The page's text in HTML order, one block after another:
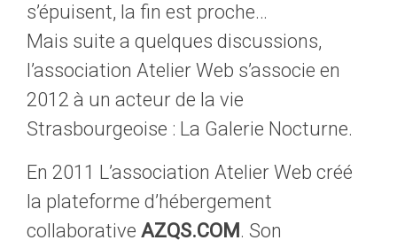
s’épuisent, la fin est proche…
Mais suite a quelques discussions,
l’association Atelier Web s’associe en
2012 à un acteur de la vie
Strasbourgeoise : La Galerie Nocturne.
En 2011 L’association Atelier Web créé
la plateforme d’hébergement
collaborative AZQS.COM . Son